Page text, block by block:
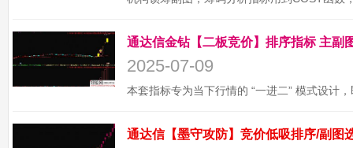
2025-07-09